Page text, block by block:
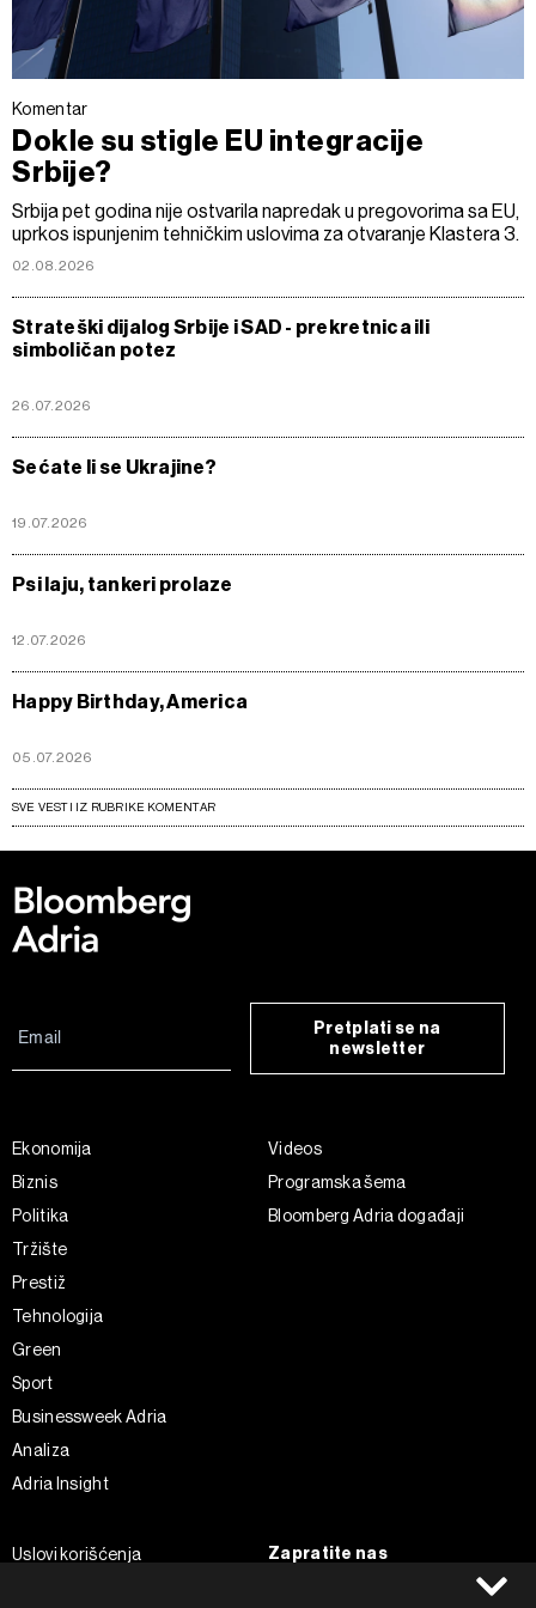
Komentar
Dokle su stigle EU integracije
Srbije?
Srbija pet godina nije ostvarila napredak u pregovorima sa EU,
uprkos ispunjenim tehničkim uslovima za otvaranje Klastera 3.
02.08.2026
Strateški dijalog Srbije i SAD - prekretnica ili
simboličan potez
26.07.2026
Sećate li se Ukrajine?
19.07.2026
Psi laju, tankeri prolaze
12.07.2026
Happy Birthday, America
05.07.2026
SVE VESTI IZ RUBRIKE KOMENTAR
Pretplati se na
newsletter
Ekonomija
Biznis
Politika
Tržište
Prestiž
Tehnologija
Green
Sport
Businessweek Adria
Analiza
Adria Insight
Videos
Programska šema
Bloomberg Adria događaji
Uslovi korišćenja
Zapratite nas